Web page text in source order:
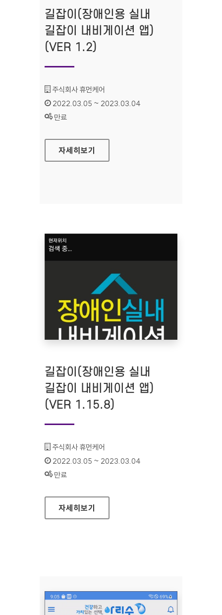
길잡이(장애인용 실내
길잡이 내비게이션 앱)
(VER 1.2)
기관명 :
주식회사 휴먼케어
인증기간 :
2022.03.05 ~ 2023.03.04
상태 :
만료
길잡이(장애인용 실내 길잡이 내비게이션 앱
자세히보기
길잡이(장애인용 실내
길잡이 내비게이션 앱)
(VER 1.15.8)
기관명 :
주식회사 휴먼케어
인증기간 :
2022.03.05 ~ 2023.03.04
상태 :
만료
길잡이(장애인용 실내 길잡이 내비게이션 앱
자세히보기